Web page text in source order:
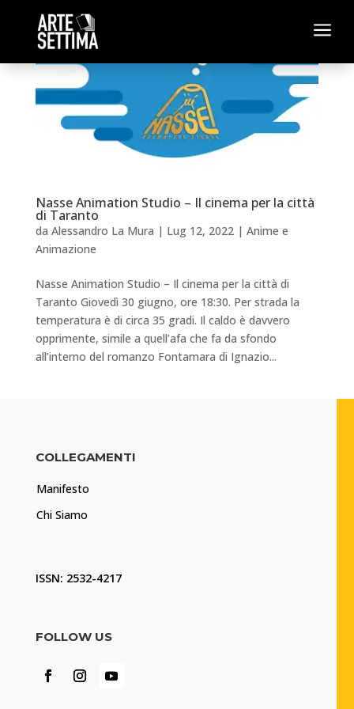
a
Nasse Animation Studio – Il cinema per la città
di Taranto
da Alessandro La Mura | Lug 12, 2022| Anime e
Animazione
Nasse Animation Studio – Il cinema per la città di
Taranto Giovedì 30 giugno, ore 18:30. Per strada la
temperatura è di circa 35 gradi. Il caldo è davvero
opprimente, simile a quell’afa che fa da sfondo
all’interno del romanzo Fontamara di Ignazio...
COLLEGAMENTI
Manifesto
Chi Siamo
ISSN: 2532-4217
FOLLOW US